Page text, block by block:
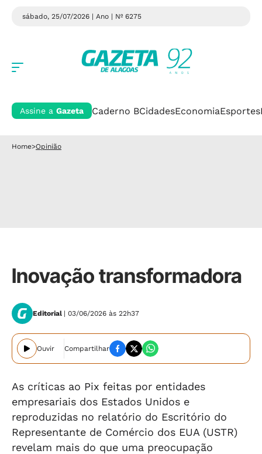
sábado, 25/07/2026 | Ano | Nº 6275
Assine a Gazeta Caderno BCidadesEconomiaEsportes
Home>Opinião
Inovação transformadora
Editorial | 03/06/2026 às 22h37
Ouvir Compartilhar
As críticas ao Pix feitas por entidades
empresariais dos Estados Unidos e
reproduzidas no relatório do Escritório do
Representante de Comércio dos EUA (USTR)
revelam mais do que uma preocupação